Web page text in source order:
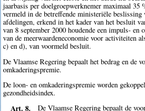
jaarbasis per doelgroepwerknemer maximaal 35
vermeld in de betreffende ministeriële beslissing
afdelingen, erkend in het kader van het besluit
van 8 september 2000 houdende een impuls- en
van de meerwaardeneconomie voor activiteiten
c) en d), van voormeld besluit.
De Vlaamse Regering bepaalt het bedrag en de
omkaderingspremie.
De loon- en omkaderingspremie worden
gezondheidsindex.
Art. 8.
De Vlaamse Regering bepaalt de